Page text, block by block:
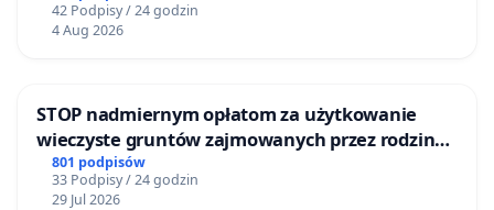
42 Podpisy / 24 godzin
4 Aug 2026
STOP nadmiernym opłatom za użytkowanie
wieczyste gruntów zajmowanych przez rodzinne
ogrody działkowe.
801 podpisów
33 Podpisy / 24 godzin
29 Jul 2026